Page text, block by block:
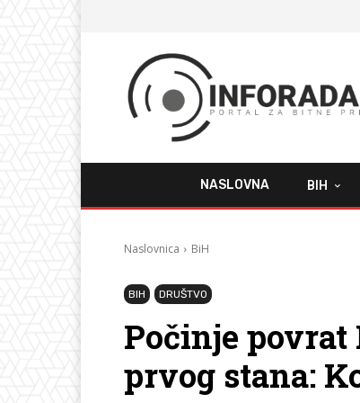
NASLOVNA BIH
Naslovnica BiH
BIH DRUŠTVO
Počinje
prvog stana: